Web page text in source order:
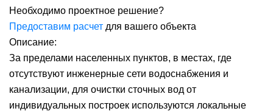
Необходимо проектное решение?
Предоставим расчет для вашего объекта
Описание:
За пределами населенных пунктов, в местах, где
отсутствуют инженерные сети водоснабжения и
канализации, для очистки сточных вод от
индивидуальных построек используются локальные